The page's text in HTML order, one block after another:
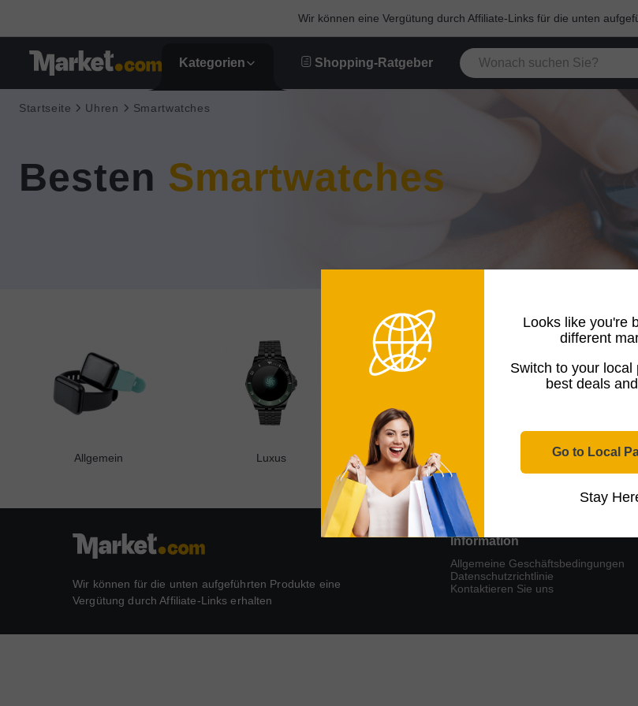
Looks like you're
different
Switch to your local
best deals
Go to Local
Stay
Wir können eine Vergütung durch Affiliate-Links für die unten
Kategorien Shopping-Ratgeber
Startseite Uhren Smartwatches
Besten Smartwatches
Allgemein Luxus Für Frauen Android
Wir können für die unten aufgeführten Produkte eine
Vergütung durch Affiliate-Links erhalten
Information
Allgemeine Geschäftsbedingungen
Datenschutzrichtlinie
Kontaktieren Sie uns